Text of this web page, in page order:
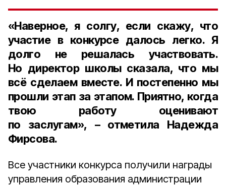
«Наверное, я солгу, если скажу, что
участие в конкурсе далось легко. Я
долго не решалась участвовать.
Но директор школы сказала, что мы
всё сделаем вместе. И постепенно мы
прошли этап за этапом. Приятно, когда
твою работу оценивают
по заслугам», – отметила Надежда
Фирсова.
Все участники конкурса получили награды
управления образования администрации